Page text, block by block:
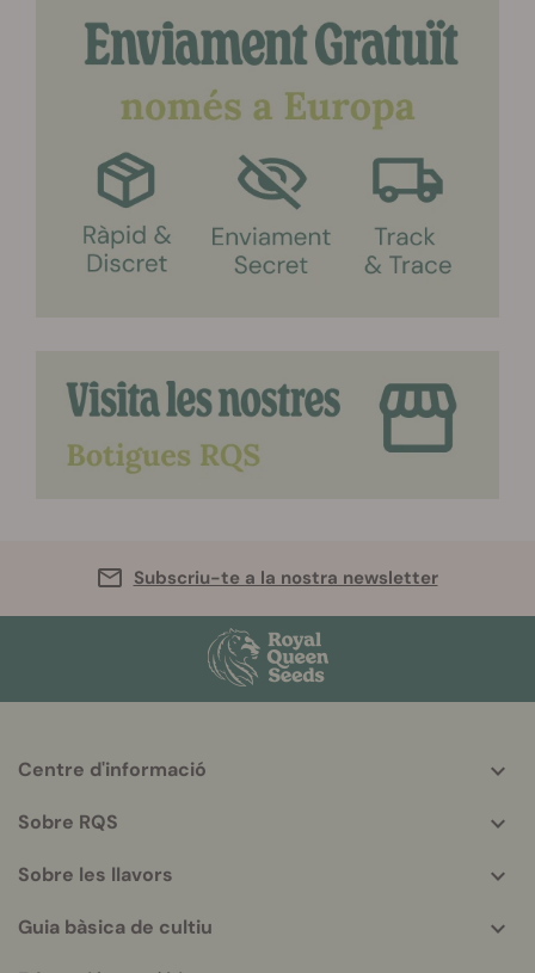
Subscriu-te a la nostra newsletter
More
info
Centre d'informació
Sobre RQS
Sobre les llavors
Guia bàsica de cultiu